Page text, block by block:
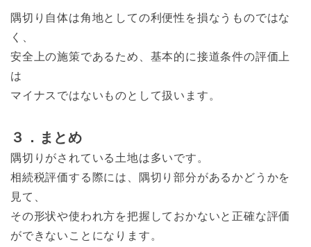
隅切り自体は角地としての利便性を損なうものではな
く、
安全上の施策であるため、基本的に接道条件の評価上
は
マイナスではないものとして扱います。
３．まとめ
隅切りがされている土地は多いです。
相続税評価する際には、隅切り部分があるかどうかを
見て、
その形状や使われ方を把握しておかないと正確な評価
ができないことになります。